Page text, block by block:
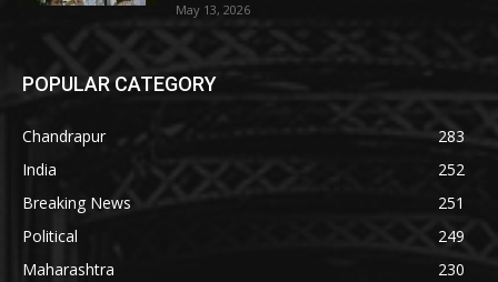
May 13, 2026
POPULAR CATEGORY
Chandrapur
283
India
252
Breaking News
251
Political
249
Maharashtra
230